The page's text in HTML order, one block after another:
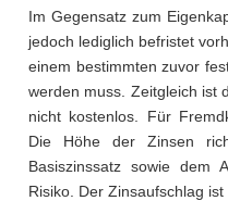
Im Gegensatz zum
jedoch lediglich befristet
einem bestimmten zuvor
werden muss. Zeitgleich ist
nicht kostenlos. Für
Die Höhe der Zinsen
Basiszinssatz sowie dem
Risiko. Der Zinsaufschlag